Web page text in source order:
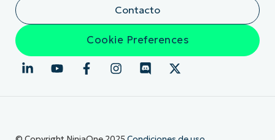
Contacto
Cookie Preferences